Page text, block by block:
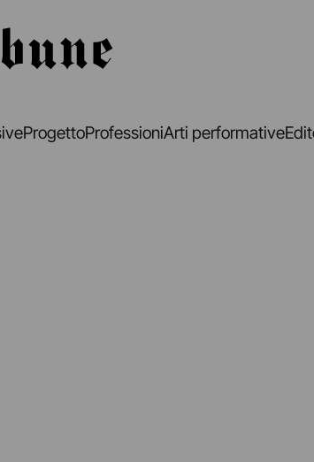
ProgettoProfessioniArti performative